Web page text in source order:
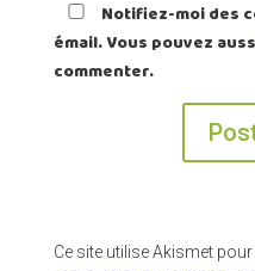
Notifiez-moi des
émail. Vous pouvez
commenter.
Ce site utilise Akismet